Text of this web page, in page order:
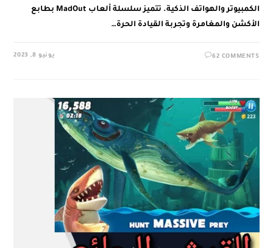
الكمبيوتر والهواتف الذكية. تتميز سلسلة ألعاب MadOut بطابع
الأكشن والمغامرة وتجربة القيادة الحرة…
62 COMMENTS يونيو 8, 2023